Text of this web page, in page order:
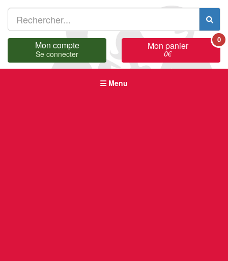
Mon compte
Se connecter
Mon panier
0€
0
Menu